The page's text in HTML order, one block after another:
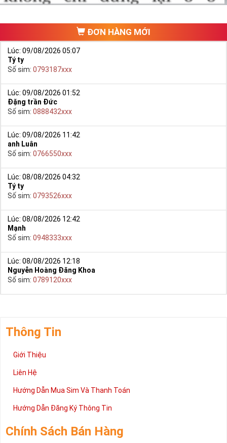
ĐƠN HÀNG MỚI
Lúc: 09/08/2026 05:07
Tý ty
Số sim: 0793187xxx
Lúc: 09/08/2026 01:52
Đặng trần Đức
Số sim: 0888432xxx
Lúc: 09/08/2026 11:42
anh Luân
Số sim: 0766550xxx
Lúc: 08/08/2026 04:32
Tý ty
Số sim: 0793526xxx
Lúc: 08/08/2026 12:42
Mạnh
Số sim: 0948333xxx
Lúc: 08/08/2026 12:18
Nguyễn Hoàng Đăng Khoa
Số sim: 0789120xxx
Thông Tin
Giới Thiệu
Liên Hệ
Hướng Dẫn Mua Sim Và Thanh Toán
Hướng Dẫn Đăng Ký Thông Tin
Chính Sách Bán Hàng